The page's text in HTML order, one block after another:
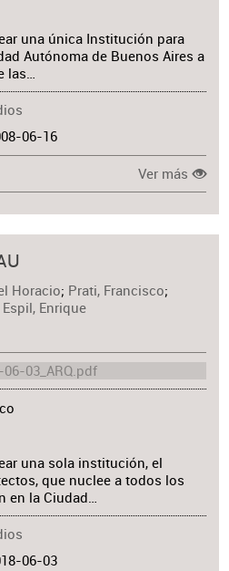
una única Institución para
Autónoma de Buenos Aires a
las…
06-16
Ver más
Horacio; Prati, Francisco;
Espil, Enrique
una sola institución, el
que nuclee a todos los
en la Ciudad…
06-03